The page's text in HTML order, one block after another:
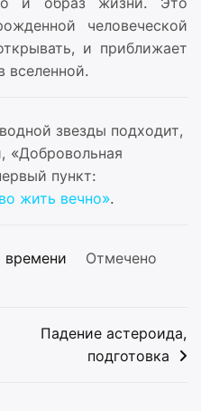
человеческой
и приближает
вселенной.
звезды подходит,
«Добровольная
пункт:
жить вечно».
времени
Отмечено
Падение астероида,
подготовка